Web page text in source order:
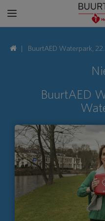
BuurtAED Waterpark,
BuurtAED